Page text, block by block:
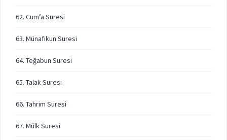
62. Cum’a Suresi
63. Münafikun Suresi
64. Teğabun Suresi
65. Talak Suresi
66. Tahrim Suresi
67. Mülk Suresi